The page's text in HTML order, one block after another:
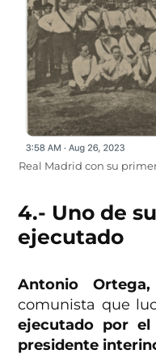
Real Madrid con su
4.- Uno de
ejecutado
Antonio Ortega,
comunista que
ejecutado por el
presidente